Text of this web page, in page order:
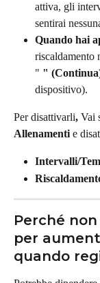
attiva, gli
sentirai
Quando hai
riscaldamento
" "
dispositivo).
Per disattivarli, Vai
Allenamenti e
Intervalli/
Perché
per
quando